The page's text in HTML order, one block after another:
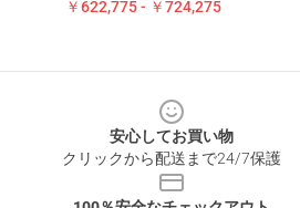
￥622,775 - ￥724,275
安心してお買い物
クリックから配送まで24/7保護